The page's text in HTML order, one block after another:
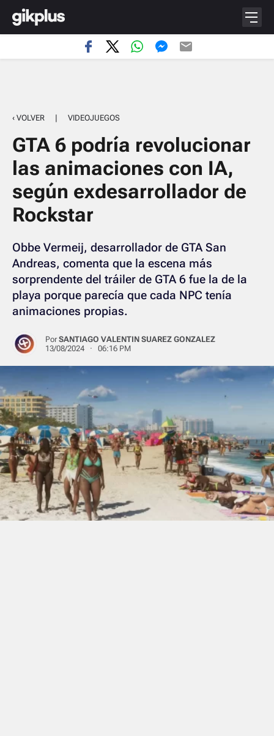
‹ VOLVER | VIDEOJUEGOS
GTA 6 podría revolucionar
las animaciones con IA,
según exdesarrollador de
Rockstar
Obbe Vermeij, desarrollador de GTA San
Andreas, comenta que la escena más
sorprendente del tráiler de GTA 6 fue la de la
playa porque parecía que cada NPC tenía
animaciones propias.
PorSANTIAGO VALENTIN SUAREZ GONZALEZ
13/08/2024 · 06:16 PM